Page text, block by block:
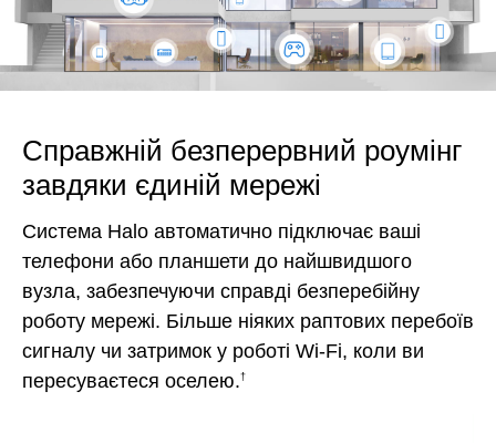
Справжній безперервний роумінг
завдяки єдиній мережі
Система Halo автоматично підключає ваші
телефони або планшети до найшвидшого
вузла, забезпечуючи справді безперебійну
роботу мережі. Більше ніяких раптових перебоїв
сигналу чи затримок у роботі Wi-Fi, коли ви
пересуваєтеся оселею.†